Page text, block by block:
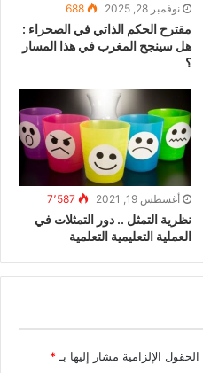
نوفمبر 28, 2025 688
مقترح الحكم الذاتي في الصحراء :
هل سينجح المغرب في هذا المسار
؟
أغسطس 19, 2021 7٬587
نظرية التمثل .. دور التمثلات في
العملية التعليمية التعلمية
الحقول الإلزامية مشار إليها بـ *